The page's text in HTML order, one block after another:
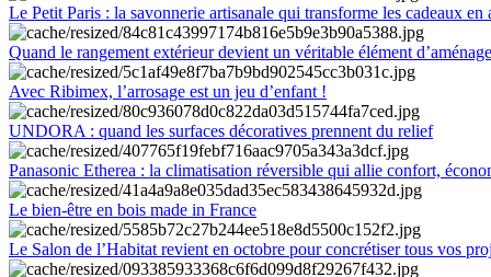
Le Petit Paris : la savonnerie artisanale qui transforme les cadeaux en
Quand le rangement extérieur devient un véritable élément
Avec Ribimex, l’arrosage est un jeu d’enfant !
UNDORA : quand les surfaces décoratives prennent du relief
Panasonic Etherea : la climatisation réversible qui allie confort,
Le bien-être en bois made in France
Le Salon de l’Habitat revient en octobre pour concrétiser tous vos